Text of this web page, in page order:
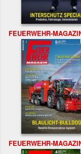
FEUERWEHR-
FEUERWEHR-